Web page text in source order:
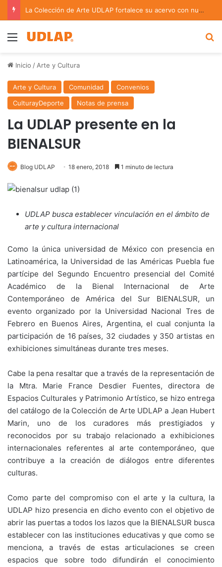
La Colección de Arte UDLAP fortalece su acervo con nuevas obras de artistas emergentes y consolidados
Menu
Inicio / Arte y Cultura
Arte y Cultura Comunidad
Convenios
CulturayDeporte
Notas de prensa
La UDLAP presente en la
BIENALSUR
Blog UDLAP 18 enero, 2018 1 minuto de lectura
UDLAP busca establecer vinculación en el ámbito de
arte y cultura internacional
Como la única universidad de México con presencia en
Latinoamérica, la Universidad de las Américas Puebla fue
partícipe del Segundo Encuentro presencial del Comité
Académico de la Bienal Internacional de Arte
Contemporáneo de América del Sur BIENALSUR, un
evento organizado por la Universidad Nacional Tres de
Febrero en Buenos Aires, Argentina, el cual conjunta la
participación de 16 países, 32 ciudades y 350 artistas en
exhibiciones simultáneas durante tres meses.
Cabe la pena resaltar que a través de la representación de
la Mtra. Marie France Desdier Fuentes, directora de
Espacios Culturales y Patrimonio Artístico, se hizo entrega
del catálogo de la Colección de Arte UDLAP a Jean Hubert
Marin, uno de los curadores más prestigiados y
reconocidos por su trabajo relacionado a exhibiciones
internacionales referentes al arte contemporáneo, que
contribuye a la creación de diálogos entre diferentes
culturas.
Como parte del compromiso con el arte y la cultura, la
UDLAP hizo presencia en dicho evento con el objetivo de
abrir las puertas a todos los lazos que la BIENALSUR busca
establecer con las instituciones educativas y que como se
menciona, a través de estas articulaciones se creen
espacios que sobre todo difundirán el conocimiento